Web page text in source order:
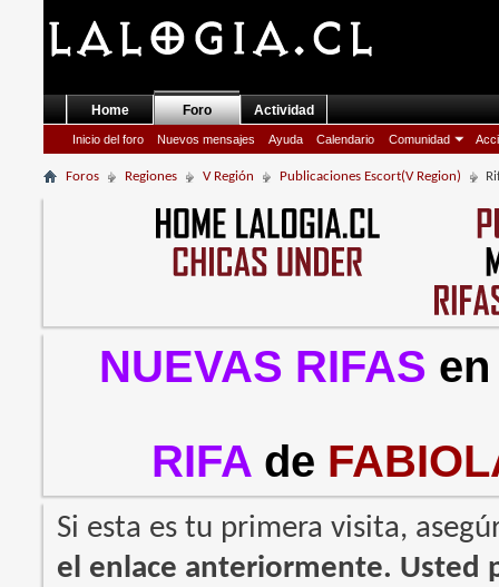
Home Foro
Inicio del foro Nuevos mensajes Ayuda Calendario Comunidad
Actividad
Foros Regiones V Región Publicaciones Escort(V Region)
NUEVAS RIFAS en
RIFA de
Si esta es tu primera visita,
el enlace anteriormente. Usted